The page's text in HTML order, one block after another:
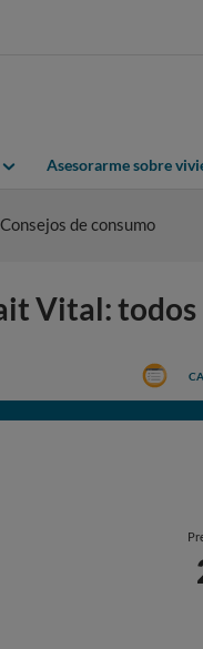
Asesorarme sobre
Consejos de consumo
Vital: